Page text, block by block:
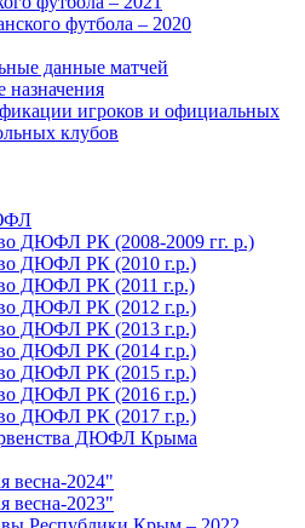
футбола – 2020
данные матчей
назначения
игроков и официальных
клубов
ДЮФЛ РК (2008-2009 гг. р.)
ДЮФЛ РК (2010 г.р.)
ДЮФЛ РК (2011 г.р.)
ДЮФЛ РК (2012 г.р.)
ДЮФЛ РК (2013 г.р.)
ДЮФЛ РК (2014 г.р.)
ДЮФЛ РК (2015 г.р.)
ДЮФЛ РК (2016 г.р.)
ДЮФЛ РК (2017 г.р.)
ДЮФЛ Крыма
весна-2024"
весна-2023"